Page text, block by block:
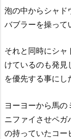
泡の中からシャド
バブラーを操って
それと同時にシャ
けているのも発見
を優先する事にし
ヨーヨーから馬
ニファイさせペガ
の持っていたコー